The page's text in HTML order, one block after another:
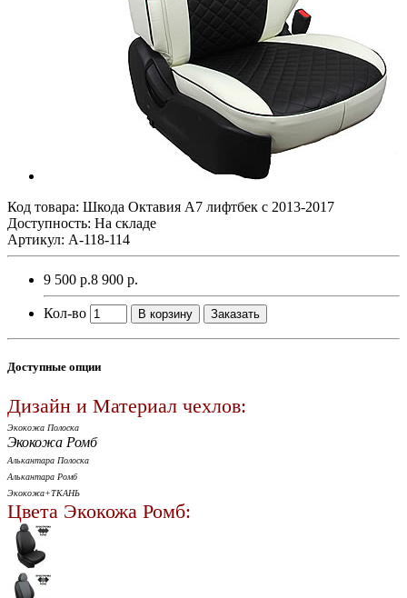
Код товара: Шкода Октавия А7 лифтбек с 2013-2017
Доступность: На складе
Артикул: A-118-114
9 500 р.8 900 р.
Кол-во В корзину Заказать
Доступные опции
Дизайн и Материал чехлов:
Экокожа Полоска
Экокожа Ромб
Алькантара Полоска
Алькантара Ромб
Экокожа+ТКАНЬ
Цвета Экокожа Ромб: